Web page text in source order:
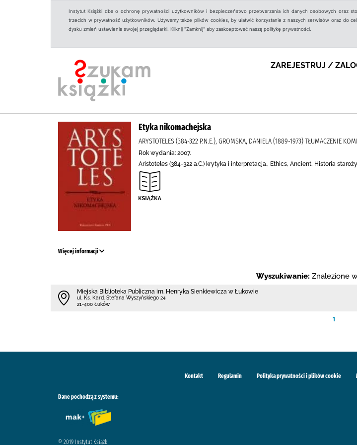
Instytut Książki dba o ochronę prywatności użytkowników i bezpieczeństwo przetwarzania ich danych osobowych oraz
trzecich w prywatność użytkowników. Używamy także plików cookies, by ułatwić korzystanie z naszych serwisów oraz do
dysku zmień ustawienia swojej przeglądarki. Kliknij "Zamknij" aby zaakceptować naszą politykę prywatności.
ZAREJESTRUJ /
Etyka nikomachejska
ARYSTOTELES (384-322 P.N.E.), GROMSKA, DANIELA (1889-1973) TŁUMACZENIE
Rok wydania: 2007.
Aristoteles (384-322 a.C.) krytyka i interpretacja., Ethics, Ancient, Historia
Więcej informacji
Wyszukiwanie: Znalezione
Miejska Biblioteka Publiczna im. Henryka Sienkiewicza w Łukowie
ul. Ks. Kard. Stefana Wyszyńskiego 24
21-400 Łuków
1
Kontakt Regulamin Polityka prywatności i plików cookie
Dane pochodzą z systemu:
© 2019 Instytut Książki